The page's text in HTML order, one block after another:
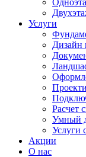
Услуги
Дизайн
Расчет
Умный
Услуги
Акции
О нас